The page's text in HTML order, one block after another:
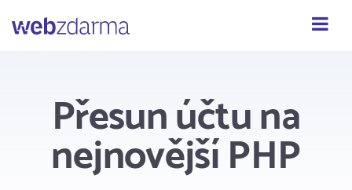
Přesun účtu na
nejnovější PHP